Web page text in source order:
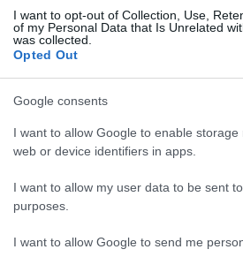
I want to opt-out of Collection, Use,
of my Personal Data that Is Unrelated
was collected.
Opted Out
Google consents
I want to allow Google to enable
web or device identifiers in apps.
I want to allow my user data to be sent
purposes.
I want to allow Google to send me
Szabó